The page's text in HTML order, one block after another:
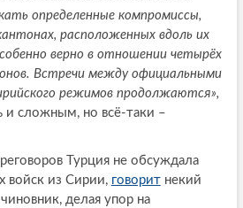
определенные компромиссы,
расположенных вдоль их
верно в отношении четырёх
Встречи между официальными
режимов продолжаются»,
и сложным, но всё-таки –
Турция не обсуждала
войск из Сирии, говоритнекий
делая упор на